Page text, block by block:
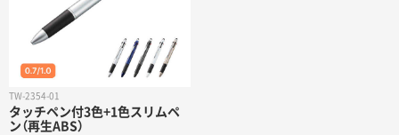
て販促にも効果的です。
TW-2354-01
タッチペン付3色+1色スリムペ
ン（再生ABS）